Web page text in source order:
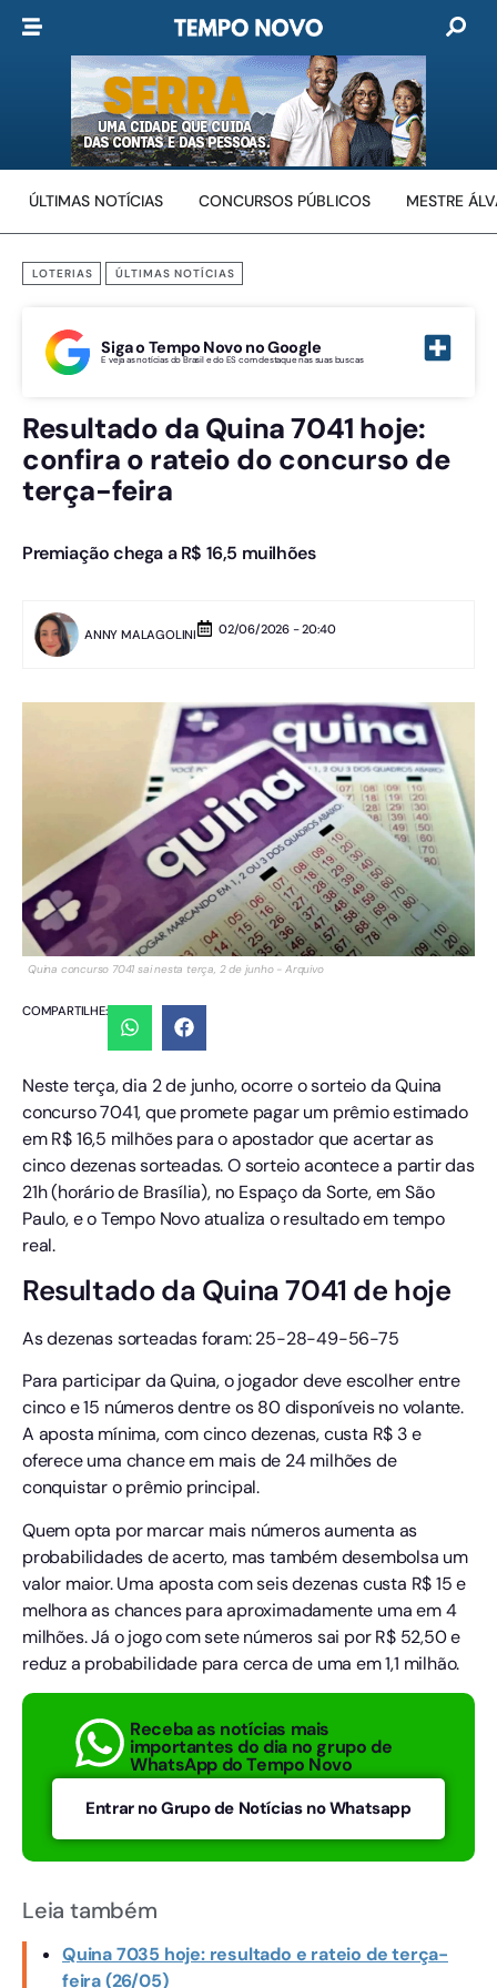
ÚLTIMAS NOTÍCIAS CONCURSOS PÚBLICOS MESTRE
LOTERIAS ÚLTIMAS NOTÍCIAS
Siga o Tempo Novo no Google
E veja as notícias do Brasil e do ES com destaque nas suas buscas
Resultado da Quina 7041 hoje:
confira o rateio do concurso de
terça-feira
Premiação chega a R$ 16,5 muilhões
ANNY MALAGOLINI 02/06/2026 - 20:40
Quina concurso 7041 sai nesta terça, 2 de junho - Arquivo
COMPARTILHE:
Neste terça, dia 2 de junho, ocorre o sorteio da Quina
concurso 7041, que promete pagar um prêmio estimado
em R$ 16,5 milhões para o apostador que acertar as
cinco dezenas sorteadas. O sorteio acontece a partir das
21h (horário de Brasília), no Espaço da Sorte, em São
Paulo, e o Tempo Novo atualiza o resultado em tempo
real.
Resultado da Quina 7041 de hoje
As dezenas sorteadas foram: 25-28-49-56-75
Para participar da Quina, o jogador deve escolher entre
cinco e 15 números dentre os 80 disponíveis no volante.
A aposta mínima, com cinco dezenas, custa R$ 3 e
oferece uma chance em mais de 24 milhões de
conquistar o prêmio principal.
Quem opta por marcar mais números aumenta as
probabilidades de acerto, mas também desembolsa um
valor maior. Uma aposta com seis dezenas custa R$ 15 e
melhora as chances para aproximadamente uma em 4
milhões. Já o jogo com sete números sai por R$ 52,50 e
reduz a probabilidade para cerca de uma em 1,1 milhão.
Receba as notícias mais
importantes do dia no grupo de
WhatsApp do Tempo Novo
Entrar no Grupo de Notícias no Whatsapp
Leia também
Quina 7035 hoje: resultado e rateio de terça-
feira (26/05)